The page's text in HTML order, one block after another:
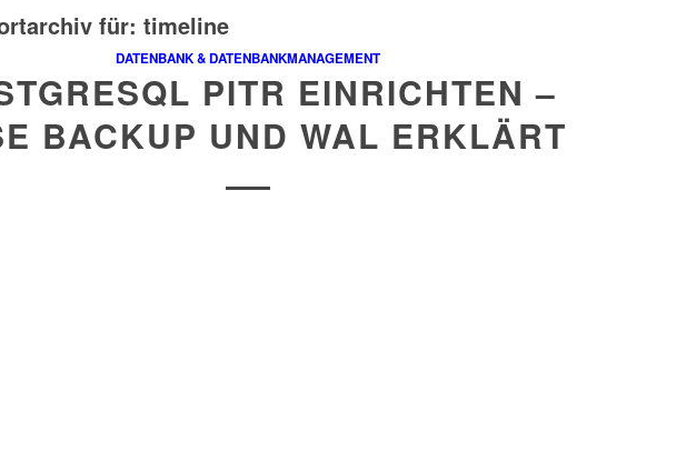
für: timeline
DATENBANK & DATENBANKMANAGEMENT
PITR EINRICHTEN –
BACKUP UND WAL ERKLÄRT